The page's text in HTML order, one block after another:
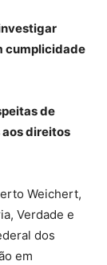
cumplicidade
de
direitos
Weichert,
Verdade e
dos
em